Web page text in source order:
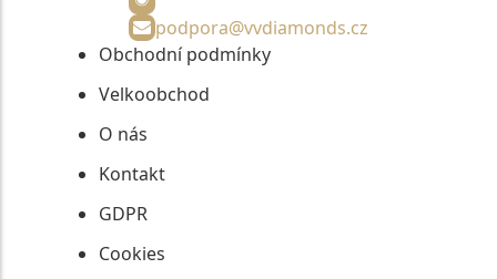
podpora@vvdiamonds.cz
Obchodní podmínky
Velkoobchod
O nás
Kontakt
GDPR
Cookies